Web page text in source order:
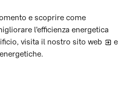
e scoprire come
l'efficienza energetica
visita il nostro sito web
e